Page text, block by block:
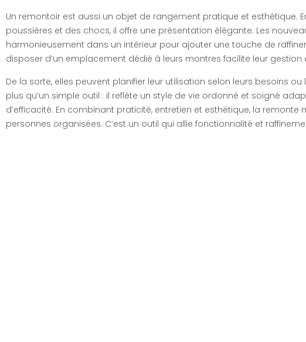
Un remontoir est aussi un objet de rangement pratique et esthétique.
poussières et des chocs, il offre une présentation élégante. Les
harmonieusement dans un intérieur pour ajouter une touche de
disposer d’un emplacement dédié à leurs montres facilite leur gestion
De la sorte, elles peuvent planifier leur utilisation selon leurs besoins
plus qu’un simple outil : il reflète un style de vie ordonné et soigné
d’efficacité. En combinant praticité, entretien et esthétique, la remonte
personnes organisées. C’est un outil qui allie fonctionnalité et